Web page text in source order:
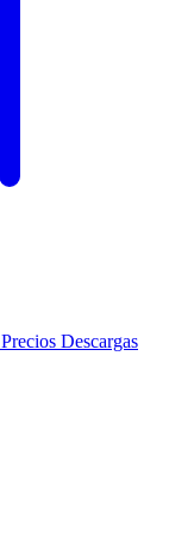
Precios Descargas